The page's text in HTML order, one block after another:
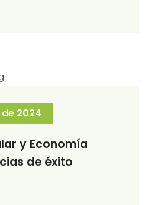
2024
y Economía
de éxito